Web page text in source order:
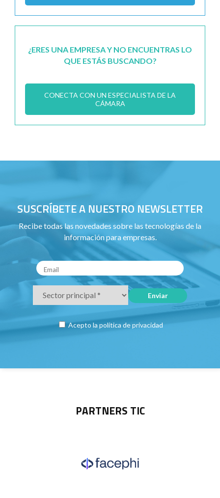
¿ERES UNA EMPRESA Y NO ENCUENTRAS LO
QUE ESTÁS BUSCANDO?
CONECTA CON UN ESPECIALISTA DE LA
CÁMARA
SUSCRÍBETE A NUESTRO NEWSLETTER
Recibe todas las novedades sobre las tecnologías de la
información para empresas.
Acepto la política de privacidad
PARTNERS TIC